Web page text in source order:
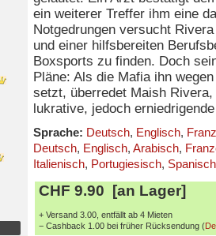
ein weiterer Treffer ihm eine
Notgedrungen versucht
und einer hilfsbereiten
Boxsports zu finden. Doch
Pläne: Als die Mafia ihn
setzt, überredet Maish
lukrative, jedoch
Sprache: Deutsch, Englisch,
Deutsch, Englisch, Arabisch,
Italienisch, Portugiesisch, Spanisch
CHF 9.90 [an Lager]
+ Versand 3.00, entfällt ab 4 Mieten
− Cashback 1.00 bei früher Rücksendung (